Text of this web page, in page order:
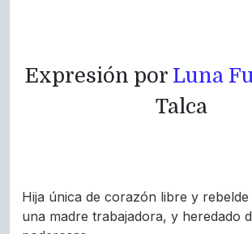
Expresión por Luna
Talca
Hija única de corazón libre y
una madre trabajadora, y heredado